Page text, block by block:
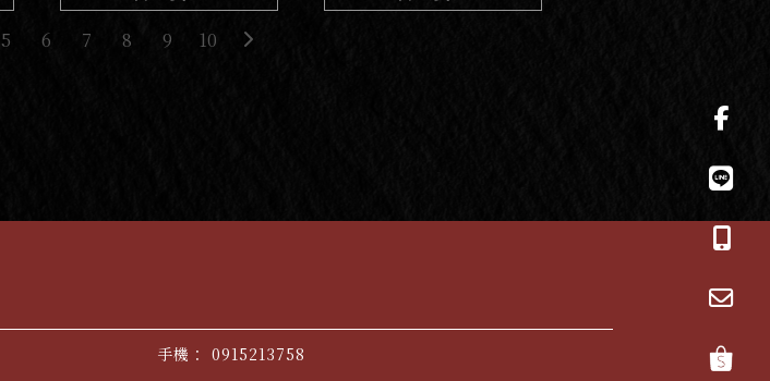
5 6 7 8 9 10
0915213758